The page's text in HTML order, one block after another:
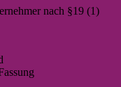
nach §19 (1)